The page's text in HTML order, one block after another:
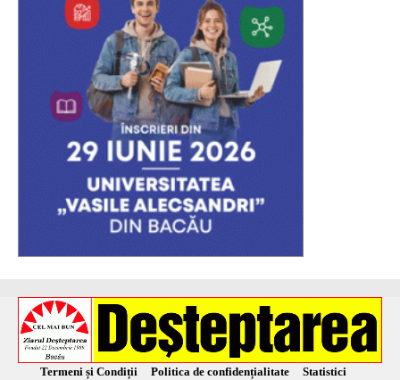
Termeni și Condiții Politica de confidențialitate
Statistici